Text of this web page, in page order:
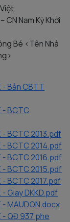
CN Nam Kỳ Khởi
Bé <Tên Nhà
- Bản CBTT
- BCTC
- BCTC 2013.pdf
- BCTC 2014.pdf
- BCTC 2016.pdf
- BCTC 2015.pdf
- BCTC 2017.pdf
Giay DKKD.pdf
- MAUDON.docx
- QĐ 937 phe